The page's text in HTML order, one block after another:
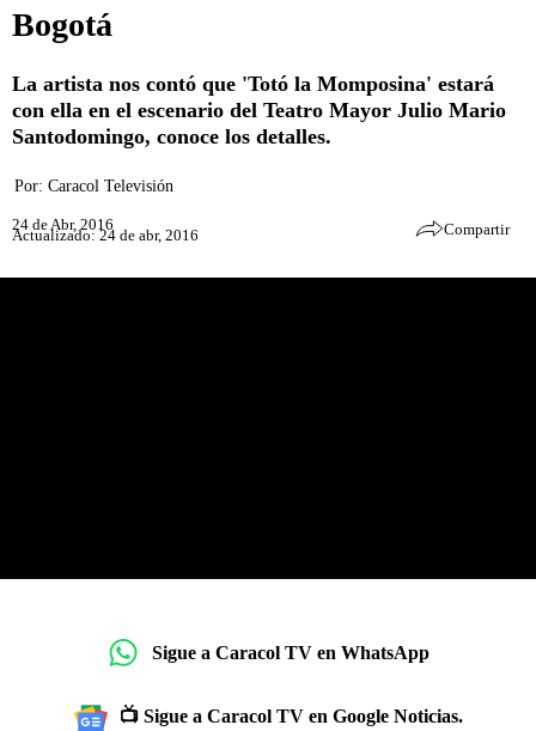
Bogotá
La artista nos contó que 'Totó la Momposina' estará
con ella en el escenario del Teatro Mayor Julio Mario
Santodomingo, conoce los detalles.
Por: Caracol Televisión
24 de Abr, 2016
Actualizado: 24 de abr, 2016 Compartir
Sigue a Caracol TV en WhatsApp
📺 Sigue a Caracol TV en Google Noticias.